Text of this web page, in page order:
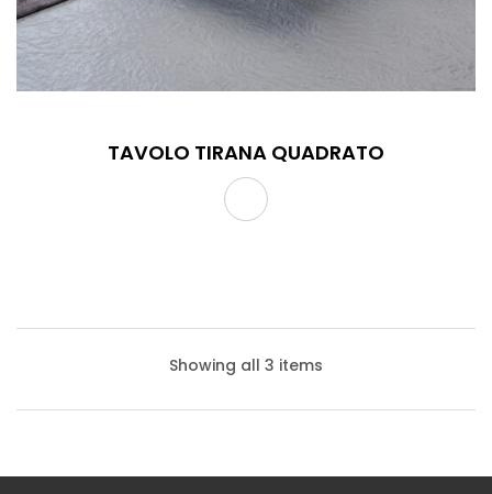
TAVOLO TIRANA QUADRATO
Showing all 3 items